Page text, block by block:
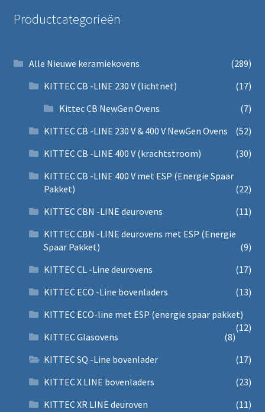
Productcategorieën
Alle Nieuwe keramiekovens
(289)
KITTEC CB -LINE 230 V (lichtnet)
(17)
Kittec CB NewGen Ovens
(7)
KITTEC CB -LINE 230 V & 400 V NewGen Ovens
(52)
KITTEC CB -LINE 400 V (krachtstroom)
(30)
KITTEC CB -LINE 400 V met ESP (Energie Spaar
Pakket)
(22)
KITTEC CBN -LINE deurovens
(11)
KITTEC CBN -LINE deurovens met ESP (Energie
Spaar Pakket)
(9)
KITTEC CL -Line deurovens
(17)
KITTEC ECO -Line bovenladers
(13)
KITTEC ECO-line met ESP (energie spaar pakket)
(12)
KITTEC Glasovens
(8)
KITTEC SQ -Line bovenlader
(17)
KITTEC X LINE bovenladers
(23)
KITTEC XR LINE deuroven
(11)